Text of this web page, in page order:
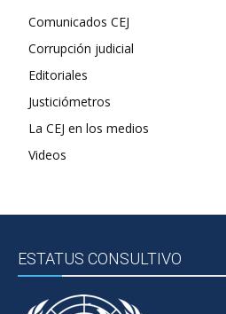
Comunicados CEJ
Corrupción judicial
Editoriales
Justiciómetros
La CEJ en los medios
Videos
ESTATUS CONSULTIVO